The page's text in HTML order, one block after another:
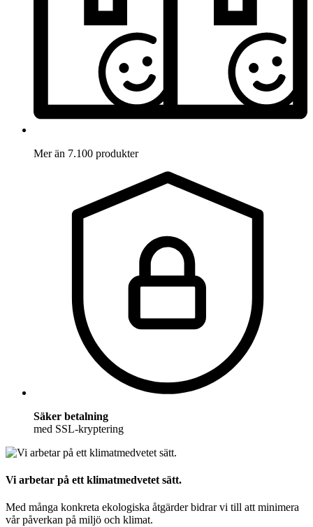
Mer än 7.100 produkter
Säker betalning
med SSL-kryptering
Vi arbetar på ett klimatmedvetet sätt.
Med många konkreta ekologiska åtgärder bidrar vi till att minimera
vår påverkan på miljö och klimat.